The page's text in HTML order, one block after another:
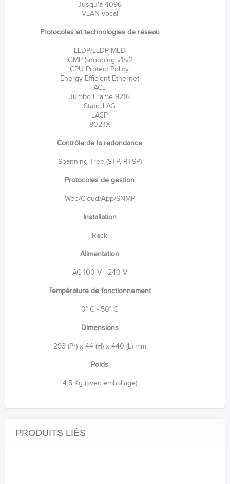
Jusqu'à 4096
VLAN vocal
Protocoles et technologies de réseau
LLDP/LLDP-MED
IGMP Snooping v1/v2
CPU Protect Policy,
Energy Efficient Ethernet
ACL
Jumbo Frame 9216
Static LAG
LACP
802.1X
Contrôle de la redondance
Spanning Tree (STP, RTSP)
Protocoles de gestion
Web/Cloud/App/SNMP
Installation
Rack
Alimentation
AC 100 V - 240 V
Température de fonctionnement
0° C - 50° C
Dimensions
293 (Pr) x 44 (H) x 440 (L) mm
Poids
4,5 Kg (avec emballage)
PRODUITS LIÉS